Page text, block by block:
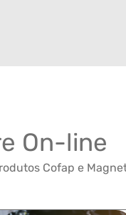
On-line
Cofap e